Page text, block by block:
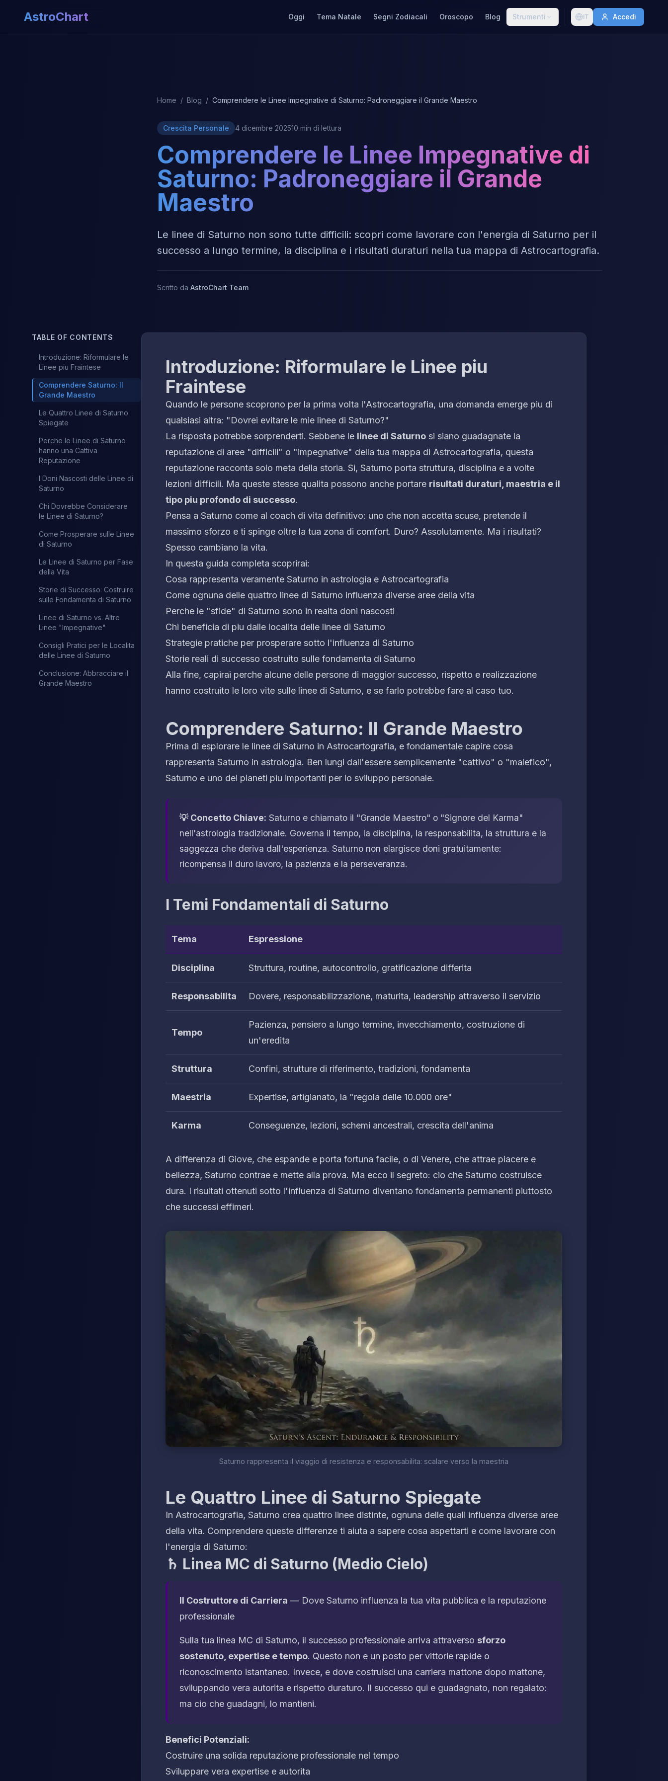
AstroChart Oggi Tema Natale Segni Zodiacali Oroscopo Blog Strumenti IT Accedi
Home / Blog / Comprendere le Linee Impegnative di Saturno: Padroneggiare il Grande Maestro
Crescita Personale 4 dicembre 202510 min di lettura
Comprendere le Linee Impegnative di
Saturno: Padroneggiare il Grande
Maestro
Le linee di Saturno non sono tutte difficili: scopri come lavorare con l'energia di Saturno per il
successo a lungo termine, la disciplina e i risultati duraturi nella tua mappa di Astrocartografia.
Scritto da AstroChart Team
TABLE OF CONTENTS
Introduzione: Riformulare le
Linee piu Fraintese
Comprendere Saturno: Il
Grande Maestro
Le Quattro Linee di Saturno
Spiegate
Perche le Linee di Saturno
hanno una Cattiva
Reputazione
I Doni Nascosti delle Linee di
Saturno
Chi Dovrebbe Considerare
le Linee di Saturno?
Come Prosperare sulle Linee
di Saturno
Le Linee di Saturno per Fase
della Vita
Storie di Successo: Costruire
sulle Fondamenta di Saturno
Linee di Saturno vs. Altre
Linee "Impegnative"
Consigli Pratici per le Localita
delle Linee di Saturno
Conclusione: Abbracciare il
Grande Maestro
Introduzione: Riformulare le Linee piu
Fraintese
Quando le persone scoprono per la prima volta l'Astrocartografia, una domanda emerge piu di
qualsiasi altra: "Dovrei evitare le mie linee di Saturno?"
La risposta potrebbe sorprenderti. Sebbene le linee di Saturno si siano guadagnate la
reputazione di aree "difficili" o "impegnative" della tua mappa di Astrocartografia, questa
reputazione racconta solo meta della storia. Si, Saturno porta struttura, disciplina e a volte
lezioni difficili. Ma queste stesse qualita possono anche portare risultati duraturi, maestria e il
tipo piu profondo di successo.
Pensa a Saturno come al coach di vita definitivo: uno che non accetta scuse, pretende il
massimo sforzo e ti spinge oltre la tua zona di comfort. Duro? Assolutamente. Ma i risultati?
Spesso cambiano la vita.
In questa guida completa scoprirai:
Cosa rappresenta veramente Saturno in astrologia e Astrocartografia
Come ognuna delle quattro linee di Saturno influenza diverse aree della vita
Perche le "sfide" di Saturno sono in realta doni nascosti
Chi beneficia di piu dalle localita delle linee di Saturno
Strategie pratiche per prosperare sotto l'influenza di Saturno
Storie reali di successo costruito sulle fondamenta di Saturno
Alla fine, capirai perche alcune delle persone di maggior successo, rispetto e realizzazione
hanno costruito le loro vite sulle linee di Saturno, e se farlo potrebbe fare al caso tuo.
Comprendere Saturno: Il Grande Maestro
Prima di esplorare le linee di Saturno in Astrocartografia, e fondamentale capire cosa
rappresenta Saturno in astrologia. Ben lungi dall'essere semplicemente "cattivo" o "malefico",
Saturno e uno dei pianeti piu importanti per lo sviluppo personale.
💡 Concetto Chiave: Saturno e chiamato il "Grande Maestro" o "Signore del Karma"
nell'astrologia tradizionale. Governa il tempo, la disciplina, la responsabilita, la struttura e la
saggezza che deriva dall'esperienza. Saturno non elargisce doni gratuitamente:
ricompensa il duro lavoro, la pazienza e la perseveranza.
I Temi Fondamentali di Saturno
Tema Espressione
Disciplina Struttura, routine, autocontrollo, gratificazione differita
Responsabilita Dovere, responsabilizzazione, maturita, leadership attraverso il servizio
Tempo
Pazienza, pensiero a lungo termine, invecchiamento, costruzione di
un'eredita
Struttura Confini, strutture di riferimento, tradizioni, fondamenta
Maestria Expertise, artigianato, la "regola delle 10.000 ore"
Karma Conseguenze, lezioni, schemi ancestrali, crescita dell'anima
A differenza di Giove, che espande e porta fortuna facile, o di Venere, che attrae piacere e
bellezza, Saturno contrae e mette alla prova. Ma ecco il segreto: cio che Saturno costruisce
dura. I risultati ottenuti sotto l'influenza di Saturno diventano fondamenta permanenti piuttosto
che successi effimeri.
Saturno rappresenta il viaggio di resistenza e responsabilita: scalare verso la maestria
Le Quattro Linee di Saturno Spiegate
In Astrocartografia, Saturno crea quattro linee distinte, ognuna delle quali influenza diverse aree
della vita. Comprendere queste differenze ti aiuta a sapere cosa aspettarti e come lavorare con
l'energia di Saturno:
♄ Linea MC di Saturno (Medio Cielo)
Il Costruttore di Carriera — Dove Saturno influenza la tua vita pubblica e la reputazione
professionale
Sulla tua linea MC di Saturno, il successo professionale arriva attraverso sforzo
sostenuto, expertise e tempo. Questo non e un posto per vittorie rapide o
riconoscimento istantaneo. Invece, e dove costruisci una carriera mattone dopo mattone,
sviluppando vera autorita e rispetto duraturo. Il successo qui e guadagnato, non regalato:
ma cio che guadagni, lo mantieni.
Benefici Potenziali:
Costruire una solida reputazione professionale nel tempo
Sviluppare vera expertise e autorita